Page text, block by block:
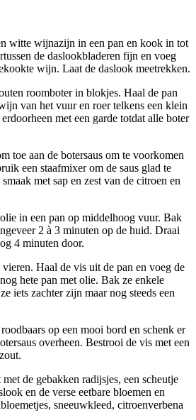
witte wijnazijn in een pan en kook in tot
de daslookbladeren fijn en voeg
wijn. Laat de daslook meetrekken.
roomboter in blokjes. Haal de pan
van het vuur en roer telkens een klein
met een garde totdat alle boter
toe aan de botersaus om te voorkomen
een staafmixer om de saus glad te
met sap en zest van de citroen en
in een pan op middelhoog vuur. Bak
2 à 3 minuten op de huid. Draai
4 minuten door.
Haal de vis uit de pan en voeg de
hete pan met olie. Bak ze enkele
iets zachter zijn maar nog steeds een
op een mooi bord en schenk er
overheen. Bestrooi de vis met een
de gebakken radijsjes, een scheutje
en de verse eetbare bloemen en
sneeuwkleed, citroenverbena